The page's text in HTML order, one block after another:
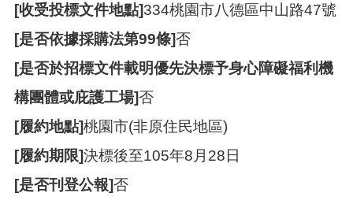
[收受投標文件地點]334桃園市八德區中山路47號
[是否依據採購法第99條]否
[是否於招標文件載明優先決標予身心障礙福利機
構團體或庇護工場]否
[履約地點]桃園市(非原住民地區)
[履約期限]決標後至105年8月28日
[是否刊登公報]否